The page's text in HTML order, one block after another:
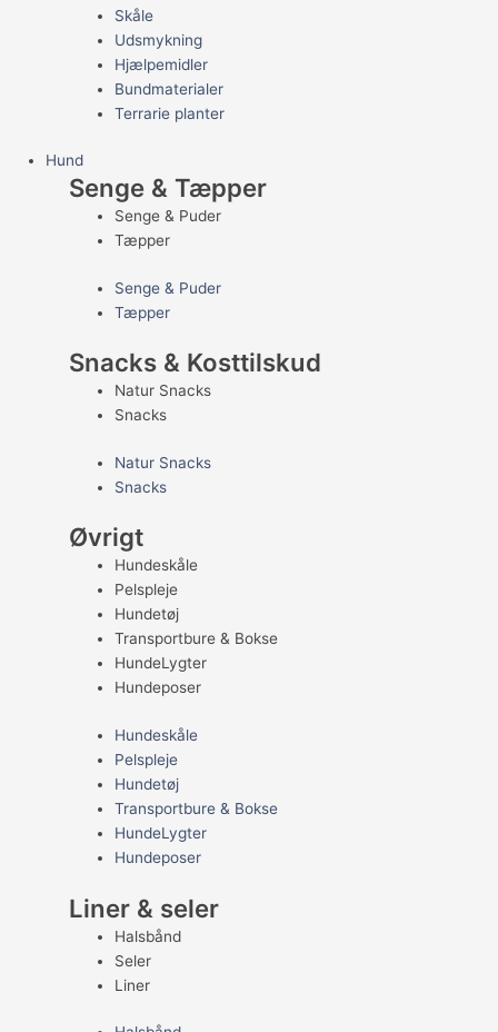
Skåle
Udsmykning
Hjælpemidler
Bundmaterialer
Terrarie planter
Hund
Senge & Tæpper
Senge & Puder
Tæpper
Senge & Puder
Tæpper
Snacks & Kosttilskud
Natur Snacks
Snacks
Natur Snacks
Snacks
Øvrigt
Hundeskåle
Pelspleje
Hundetøj
Transportbure & Bokse
HundeLygter
Hundeposer
Hundeskåle
Pelspleje
Hundetøj
Transportbure & Bokse
HundeLygter
Hundeposer
Liner & seler
Halsbånd
Seler
Liner